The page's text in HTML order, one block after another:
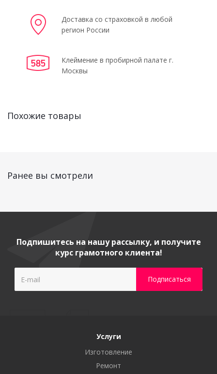
Доставка со страховкой в любой
регион России
Клеймение в пробирной палате г.
Москвы
Похожие товары
Ранее вы смотрели
Подпишитесь на нашу рассылку, и получите
курс грамотного клиента!
Услуги
Изготовление
Ремонт